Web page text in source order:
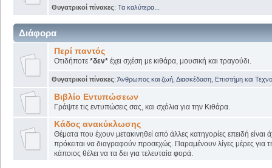
Θυγατρικοί πίνακες: Τα καλύτερα...
Διάφορα
Περί παντός
Οτιδήποτε *δεν*έχει σχέση με κιθάρα, μουσική και τραγούδι.
Θυγατρικοί πίνακες: Άνθρωπος και ζωή Διασκέδαση Επιστήμη και
Βιβλίο Εντυπώσεων
Γράψτε τις εντυπώσεις σας, και σχόλια για την Κιθάρα.
Κάδος ανακύκλωσης
Θέματα που έχουν μετακινηθεί από άλλες κατηγορίες επειδή είναι
πρόκειται να διαγραφούν προσεχώς. Παραμένουν λίγες μέρες για
κάποιος θέλει να τα δει για τελευταία φορά.